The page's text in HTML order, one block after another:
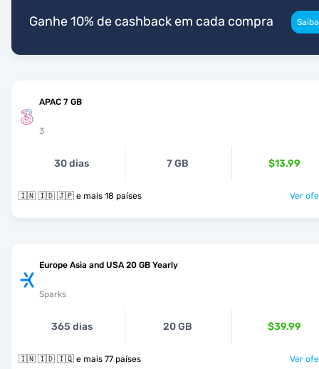
Ganhe 10% de cashback em cada compra
APAC 7 GB
3
30 dias 7 GB $13.99
🇮🇳 🇮🇩 🇯🇵 e mais 18 países Ver
Europe Asia and USA 20 GB Yearly
Sparks
365 dias 20 GB $39.99
🇮🇳 🇮🇩 🇮🇶 e mais 77 países Ver